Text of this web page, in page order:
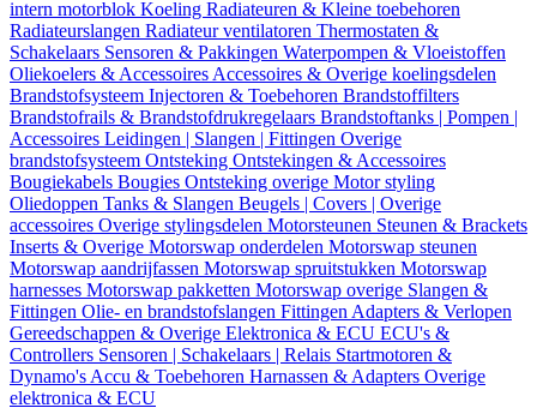
intern motorblok Koeling Radiateuren & Kleine toebehoren
Radiateurslangen Radiateur ventilatoren Thermostaten &
Schakelaars Sensoren & Pakkingen Waterpompen & Vloeistoffen
Oliekoelers & Accessoires Accessoires & Overige koelingsdelen
Brandstofsysteem Injectoren & Toebehoren Brandstoffilters
Brandstofrails & Brandstofdrukregelaars Brandstoftanks | Pompen |
Accessoires Leidingen | Slangen | Fittingen Overige
brandstofsysteem Ontsteking Ontstekingen & Accessoires
Bougiekabels Bougies Ontsteking overige Motor styling
Oliedoppen Tanks & Slangen Beugels | Covers | Overige
accessoires Overige stylingsdelen Motorsteunen Steunen & Brackets
Inserts & Overige Motorswap onderdelen Motorswap steunen
Motorswap aandrijfassen Motorswap spruitstukken Motorswap
harnesses Motorswap pakketten Motorswap overige Slangen &
Fittingen Olie- en brandstofslangen Fittingen Adapters & Verlopen
Gereedschappen & Overige Elektronica & ECU ECU's &
Controllers Sensoren | Schakelaars | Relais Startmotoren &
Dynamo's Accu & Toebehoren Harnassen & Adapters Overige
elektronica & ECU